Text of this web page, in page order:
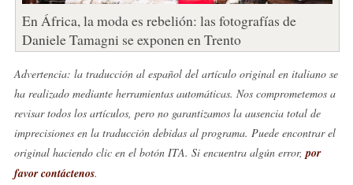
En África, la moda es rebelión: las fotografías de
Daniele Tamagni se exponen en Trento
Advertencia: la traducción al español del artículo original en italiano se
ha realizado mediante herramientas automáticas. Nos comprometemos a
revisar todos los artículos, pero no garantizamos la ausencia total de
imprecisiones en la traducción debidas al programa. Puede encontrar el
original haciendo clic en el botón ITA. Si encuentra algún error, por
favor contáctenos.